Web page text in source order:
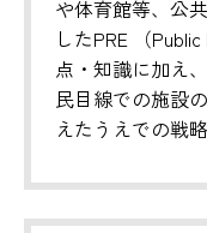
や体育館等、公
したPRE （
点・知識に加え
民目線での施設
えたうえでの戦